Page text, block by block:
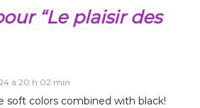
“Le plaisir des
à 20 h 02 min
soft colors combined with black!